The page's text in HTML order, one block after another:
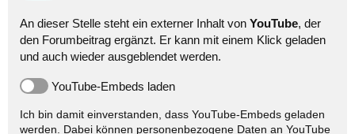
An dieser Stelle steht ein externer Inhalt von YouTube, der
den Forumbeitrag ergänzt. Er kann mit einem Klick geladen
und auch wieder ausgeblendet werden.
YouTube-Embeds laden
Ich bin damit einverstanden, dass YouTube-Embeds geladen
werden. Dabei können personen­bezogene Daten an YouTube